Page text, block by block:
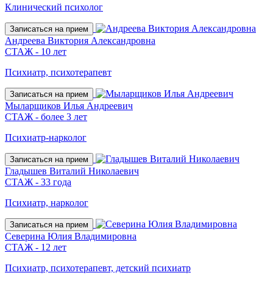
Клинический психолог
Записаться на прием
Андреева Виктория Александровна
СТАЖ - 10 лет
Психиатр, психотерапевт
Записаться на прием
Мыларщиков Илья Андреевич
СТАЖ - более 3 лет
Психиатр-нарколог
Записаться на прием
Гладышев Виталий Николаевич
СТАЖ - 33 года
Психиатр, нарколог
Записаться на прием
Северина Юлия Владимировна
СТАЖ - 12 лет
Психиатр, психотерапевт, детский психиатр